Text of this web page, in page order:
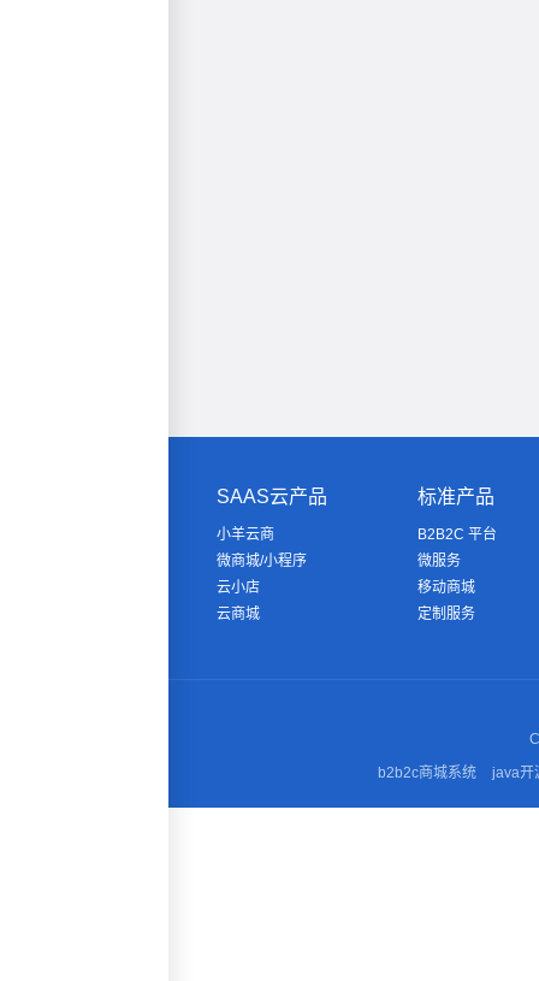
SAAS云产品
小羊云商
微商城/小程序
云小店
云商城
标准产品
B2B2C 平台
微服务
移动商城
定制服务
b2b2c商城系统
java开